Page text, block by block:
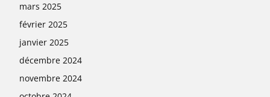
mars 2025
février 2025
janvier 2025
décembre 2024
novembre 2024